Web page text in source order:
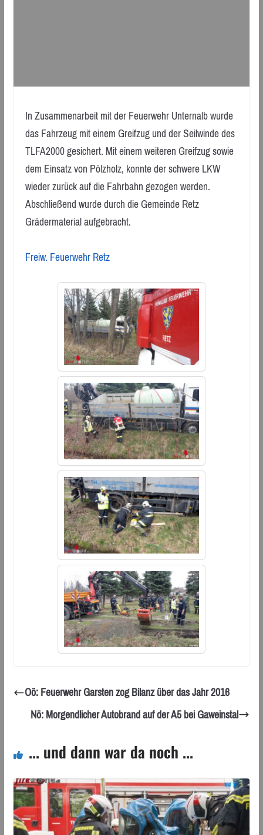
In Zusammenarbeit mit der Feuerwehr Unternalb wurde
das Fahrzeug mit einem Greifzug und der Seilwinde des
TLFA2000 gesichert. Mit einem weiteren Greifzug sowie
dem Einsatz von Pölzholz, konnte der schwere LKW
wieder zurück auf die Fahrbahn gezogen werden.
Abschließend wurde durch die Gemeinde Retz
Grädermaterial aufgebracht.
Freiw. Feuerwehr Retz
Oö: Feuerwehr Garsten zog Bilanz über das Jahr 2016
Nö: Morgendlicher Autobrand auf der A5 bei Gaweinstal
... und dann war da noch ...